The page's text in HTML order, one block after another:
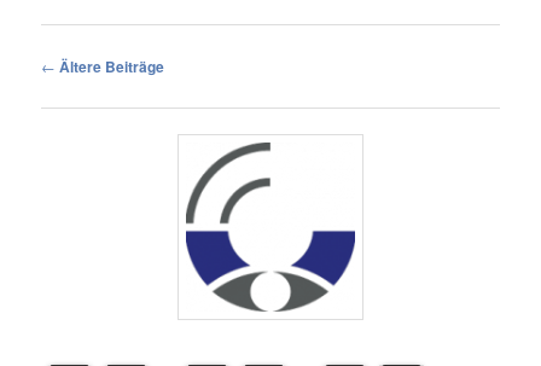
Beitragsnavigation
← Ältere Beiträge